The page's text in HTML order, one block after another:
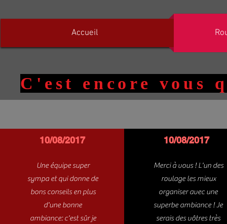
Accueil
C'est encore vous
10/08/2017
Une équipe super
sympa et qui donne de
bons conseils en plus
d'une bonne
ambiance: c'est sûr je
10/08/2017
Merci à vous ! L'un des
roulage les mieux
organiser avec une
superbe ambiance ! Je
serais des vôtres très